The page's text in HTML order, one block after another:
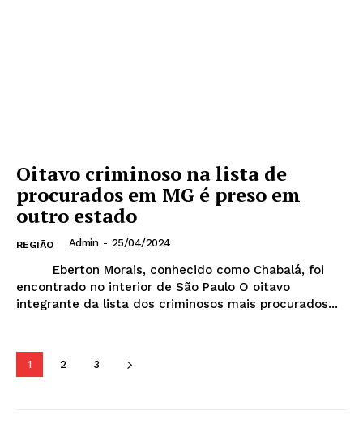
Oitavo criminoso na lista de
procurados em MG é preso em
outro estado
REGIÃO Admin - 25/04/2024
Eberton Morais, conhecido como Chabalá, foi
encontrado no interior de São Paulo O oitavo
integrante da lista dos criminosos mais procurados...
1 2 3